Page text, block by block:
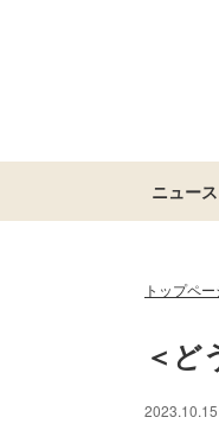
ニュース
トップペー
＜ど